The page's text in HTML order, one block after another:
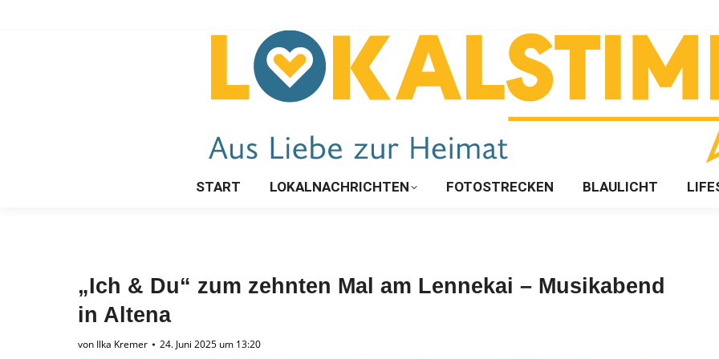
START LOKALNACHRICHTEN FOTOSTRECKEN BLAULICHT
„Ich & Du“ zum zehnten Mal am Lennekai – Musikabend
in Altena
von Ilka Kremer 24. Juni 2025 um 13:20